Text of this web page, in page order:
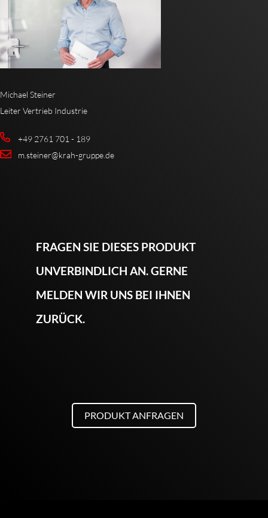
Michael Steiner
Leiter Vertrieb Industrie
+49 2761 701 - 189
m.steiner@krah-gruppe.de
FRAGEN SIE DIESES PRODUKT
UNVERBINDLICH AN. GERNE
MELDEN WIR UNS BEI IHNEN
ZURÜCK.
PRODUKT ANFRAGEN